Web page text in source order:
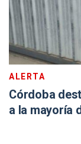
ALERTA
Córdoba
a la mayoría